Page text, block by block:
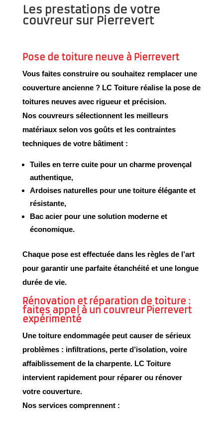
Les prestations de votre
couvreur sur Pierrevert
Pose de toiture neuve à Pierrevert
Vous faites construire ou souhaitez remplacer une
couverture ancienne ? LC Toiture réalise la pose de
toitures neuvesavec rigueur et précision.
Nos couvreurs sélectionnent les meilleurs
matériauxselon vos goûts et les contraintes
techniques de votre bâtiment :
Tuiles en terre cuitepour un charme provençal
authentique,
Ardoises naturellespour une toiture élégante et
résistante,
Bac acierpour une solution moderne et
économique.
Chaque pose est effectuée dans les règles de l’art
pour garantir une parfaite étanchéitéet une longue
durée de vie.
Rénovation et réparation de toiture :
faites appel à un couvreur Pierrevert
expérimenté
Une toiture endommagée peut causer de sérieux
problèmes : infiltrations, perte d’isolation, voire
affaiblissement de la charpente. LC Toiture
intervient rapidement pour réparerou rénover
votre couverture.
Nos services comprennent :